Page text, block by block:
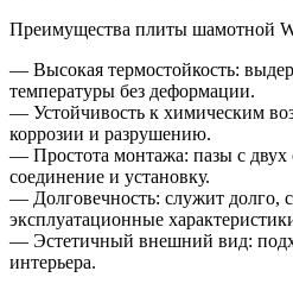
Преимущества плиты шамотной
— Высокая термостойкость:
температуры без деформации.
— Устойчивость к химическим
коррозии и разрушению.
— Простота монтажа: пазы с двух
соединение и установку.
— Долговечность: служит долго,
эксплуатационные
— Эстетичный внешний вид:
интерьера.